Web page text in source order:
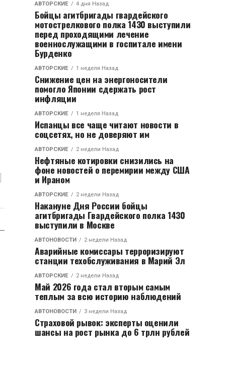
АВТОРСКИЕ 4 дня Назад
Бойцы агитбригады гвардейского
мотострелкового полка 1430 выступили
перед проходящими лечение
военнослужащими в госпитале имени
Бурденко
АВТОРСКИЕ 1 неделя Назад
Снижение цен на энергоносители
помогло Японии сдержать рост
инфляции
АВТОРСКИЕ 1 неделя Назад
Испанцы все чаще читают новости в
соцсетях, но не доверяют им
АВТОРСКИЕ 2 недели Назад
Нефтяные котировки снизились на
фоне новостей о перемирии между США
и Ираном
АВТОРСКИЕ 2 недели Назад
Накануне Дня России бойцы
агитбригады Гвардейского полка 1430
выступили в Москве
АВТОНОВОСТИ 2 недели Назад
Аварийные комиссары терроризируют
станции техобслуживания в Марий Эл
АВТОРСКИЕ 2 недели Назад
Май 2026 года стал вторым самым
теплым за всю историю наблюдений
АВТОНОВОСТИ 3 недели Назад
Страховой рывок: эксперты оценили
шансы на рост рынка до 6 трлн рублей